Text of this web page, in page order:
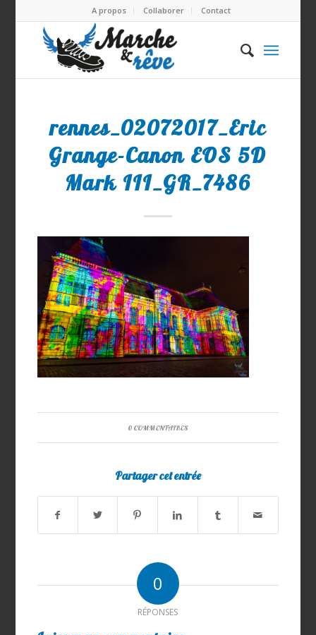
A propos Collaborer Contact
rennes_02072017_Eric
Grange-Canon EOS 5D
Mark III_GR_7486
0 COMMENTAIRES
Partager cet entrée
0
RÉPONSES